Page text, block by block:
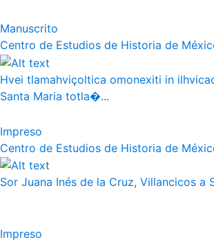
Manuscrito
Centro de Estudios de Historia de
Hvei tlamahviçoltica omonexiti in
Santa Maria totla�...
Impreso
Centro de Estudios de Historia de
Sor Juana Inés de la Cruz, Villancicos a
Impreso